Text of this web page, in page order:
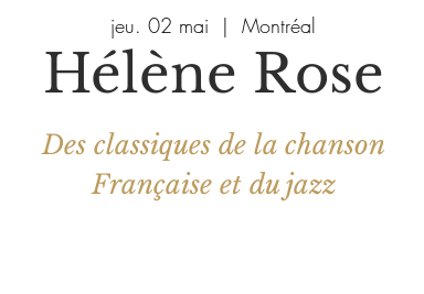
jeu. 02 mai
  |
Montréal
Hélène Rose
Des classiques de la chanson
Française et du jazz